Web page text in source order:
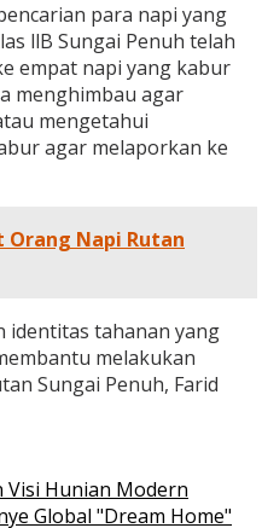
para napi yang
llB Sungai Penuh telah
empat napi yang kabur
menghimbau agar
mengetahui
agar melaporkan ke
Orang Napi Rutan
identitas tahanan yang
melakukan
Sungai Penuh, Farid
Visi Hunian Modern
Global "Dream Home"